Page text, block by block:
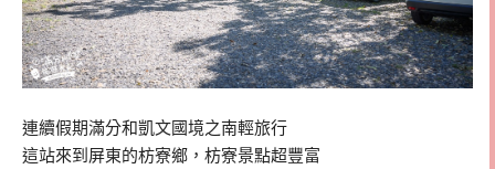
連續假期滿分和凱文國境之南輕旅行
這站來到屏東的枋寮鄉，枋寮景點超豐富